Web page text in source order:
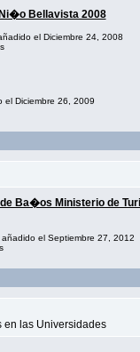
Bellavista 2008
el Diciembre 24, 2008
el Diciembre 26, 2009
Ba�os Ministerio de
añadido el Septiembre 27, 2012
en las Universidades